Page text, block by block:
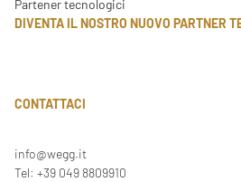
Partener tecnologici
DIVENTA IL NOSTRO NUOVO PARTNER
CONTATTACI
info@wegg.it
Tel: +39 049 8809910